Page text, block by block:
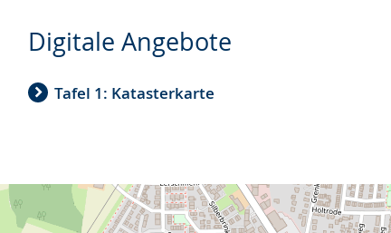
Digitale Angebote
Tafel 1: Katasterkarte